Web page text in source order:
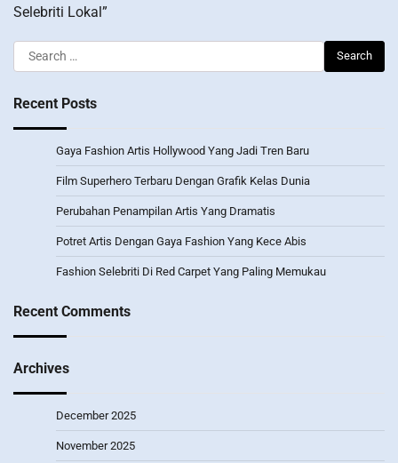
Selebriti Lokal”
Search
for:
Recent Posts
Gaya Fashion Artis Hollywood Yang Jadi Tren Baru
Film Superhero Terbaru Dengan Grafik Kelas Dunia
Perubahan Penampilan Artis Yang Dramatis
Potret Artis Dengan Gaya Fashion Yang Kece Abis
Fashion Selebriti Di Red Carpet Yang Paling Memukau
Recent Comments
Archives
December 2025
November 2025